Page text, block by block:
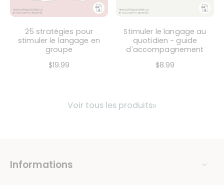
25 stratégies pour
stimuler le langage en
groupe
$19.99
Stimuler le langage au
quotidien - guide
d'accompagnement
$8.99
Voir tous les produits
Informations